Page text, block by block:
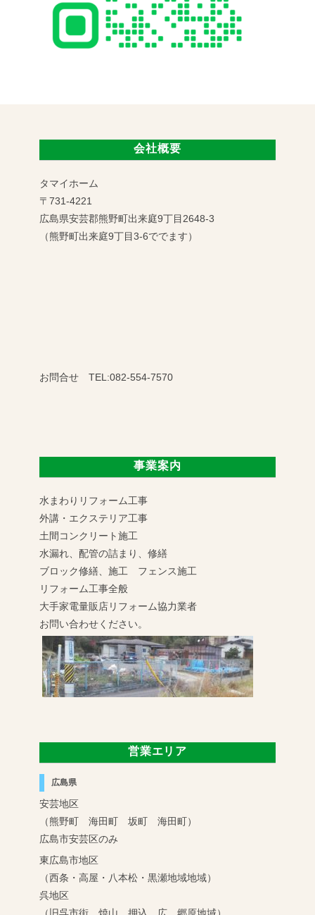
会社概要
タマイホーム
〒731-4221
広島県安芸郡熊野町出来庭9丁目2648-3
（熊野町出来庭9丁目3-6ででます）
お問合せ TEL:082-554-7570
事業案内
水まわりリフォーム工事
外講・エクステリア工事
土間コンクリート施工
水漏れ、配管の詰まり、修繕
ブロック修繕、施工 フェンス施工
リフォーム工事全般
大手家電量販店リフォーム協力業者
お問い合わせください。
営業エリア
広島県
安芸地区
（熊野町 海田町 坂町 海田町）
広島市安芸区のみ
東広島市地区
（西条・高屋・八本松・黒瀬地域地域）
呉地区